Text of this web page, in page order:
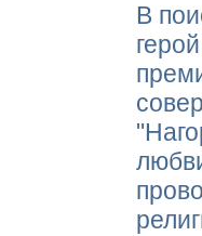
В